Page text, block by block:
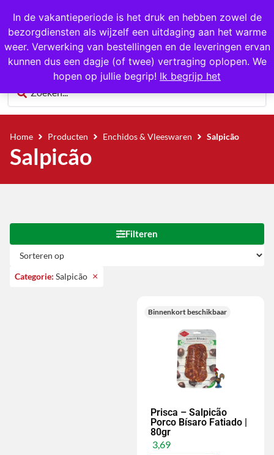
In de vakantieperiode is het druk en hebben zowel de
bezorgdiensten als wijzelf een uitdaging aan het warme
weer. Verwerking van bestellingen en de leveringen ervan
kunnen dus een dagje (of twee) vertraging oplopen. We
hopen op jullie begrip! Ik begrijp het
1000+ producten op voorraad
0
Home Producten Enchidos & Vleeswaren Salpicão
Salpicão
Filteren
Categorie: Salpicão ×
Binnenkort beschikbaar
Prisca – Salpicão
Porco Bísaro Fatiado |
80gr
3,69